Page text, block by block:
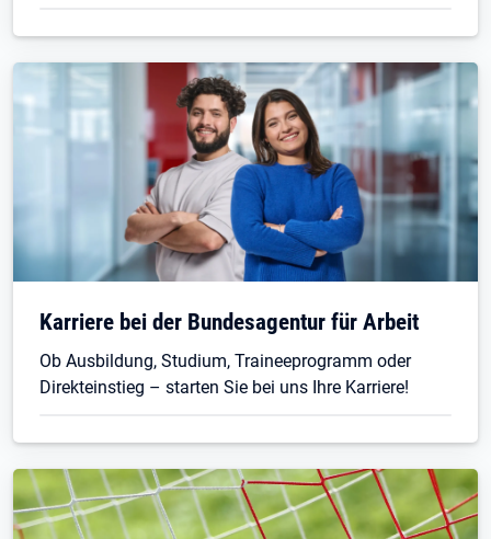
Karriere bei der Bundesagentur für Arbeit
Ob Ausbildung, Studium, Traineeprogramm oder
Direkteinstieg – starten Sie bei uns Ihre Karriere!